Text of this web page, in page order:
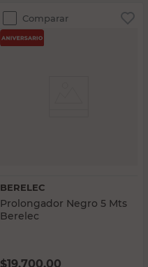
Comparar
BERELEC
Prolongador Negro 5 Mts
Berelec
$19.700,00